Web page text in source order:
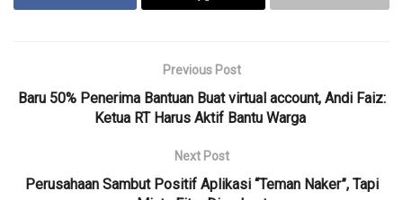
Previous Post
Baru 50% Penerima Bantuan Buat virtual account, Andi Faiz:
Ketua RT Harus Aktif Bantu Warga
Next Post
Perusahaan Sambut Positif Aplikasi “Teman Naker”, Tapi